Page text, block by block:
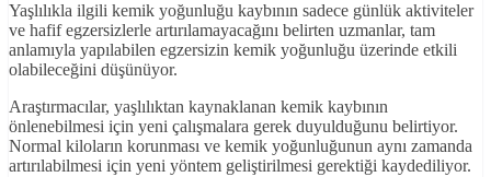
Yaşlılıkla ilgili kemik yoğunluğu kaybının sadece günlük aktiviteler
ve hafif egzersizlerle artırılamayacağını belirten uzmanlar, tam
anlamıyla yapılabilen egzersizin kemik yoğunluğu üzerinde etkili
olabileceğini düşünüyor.
Araştırmacılar, yaşlılıktan kaynaklanan kemik kaybının
önlenebilmesi için yeni çalışmalara gerek duyulduğunu belirtiyor.
Normal kiloların korunması ve kemik yoğunluğunun aynı zamanda
artırılabilmesi için yeni yöntem geliştirilmesi gerektiği kaydediliyor.